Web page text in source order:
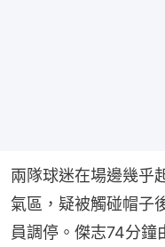
兩隊球迷在場邊幾乎
氣區，疑被觸碰帽子
員調停。傑志74分鐘